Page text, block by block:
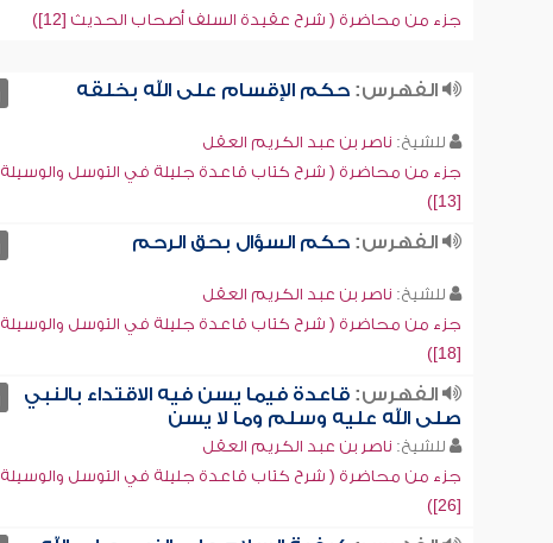
جزء من محاضرة ( شرح عقيدة السلف أصحاب الحديث [12])
الفهرس:حكم الإقسام على الله بخلقه
للشيخ: ناصر بن عبد الكريم العقل
جزء من محاضرة ( شرح كتاب قاعدة جليلة في التوسل والوسيلة
[13])
الفهرس:حكم السؤال بحق الرحم
للشيخ: ناصر بن عبد الكريم العقل
جزء من محاضرة ( شرح كتاب قاعدة جليلة في التوسل والوسيلة
[18])
الفهرس:قاعدة فيما يسن فيه الاقتداء بالنبي
صلى الله عليه وسلم وما لا يسن
للشيخ: ناصر بن عبد الكريم العقل
جزء من محاضرة ( شرح كتاب قاعدة جليلة في التوسل والوسيلة
[26])